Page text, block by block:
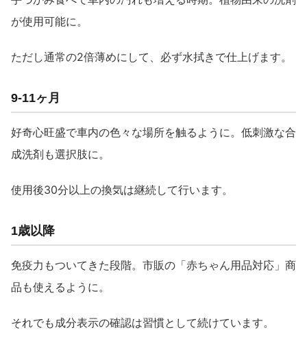
が使用可能に。
ただし通常の2倍薄めにして、必ず水拭きで仕上げます。
9-11ヶ月
好奇心旺盛で車内の色々な場所を触るように。低刺激な合
成洗剤も選択肢に。
使用後30分以上の換気は継続して行います。
1歳以降
免疫力もついてきた段階。市販の「赤ちゃん用品対応」商
品も使えるように。
それでも成分表示の確認は習慣として続けています。